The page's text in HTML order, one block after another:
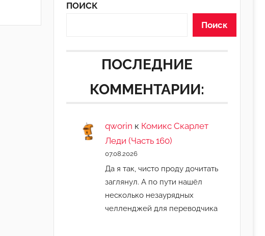
ПОИСК
Поиск
ПОСЛЕДНИЕ
КОММЕНТАРИИ:
qworin к Комикс Скарлет
Леди (Часть 160)
07.08.2026
Да я так, чисто проду дочитать
заглянул. А по пути нашёл
несколько незаурядных
челленджей для переводчика